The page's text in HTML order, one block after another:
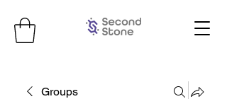
Groups